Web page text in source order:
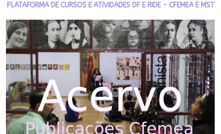
PLATAFORMA DE CURSOS E ATIVIDADES DF E RIDE - CFEMEA E MST